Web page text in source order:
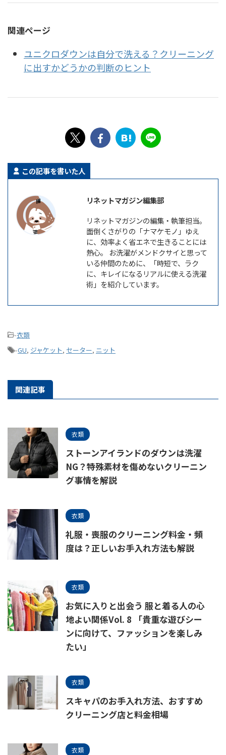
関連ページ
ユニクロダウンは自分で洗える？クリーニング
に出すかどうかの判断のヒント
この記事を書いた人
リネットマガジン編集部
リネットマガジンの編集・執筆担当。
面倒くさがりの「ナマケモノ」ゆえ
に、効率よく省エネで生きることには
熱心。 お洗濯がメンドクサイと思って
いる仲間のために、「時短で、ラク
に、キレイになるリアルに使える洗濯
術」を紹介しています。
-衣類
-GU, ジャケット, セーター, ニット
関連記事
衣類
ストーンアイランドのダウンは洗濯
NG？特殊素材を傷めないクリーニン
グ事情を解説
衣類
礼服・喪服のクリーニング料金・頻
度は？正しいお手入れ方法も解説
衣類
お気に入りと出会う 服と着る人の心
地よい関係Vol. 8 「貴重な遊びシー
ンに向けて、ファッションを楽しみ
たい」
衣類
スキャパのお手入れ方法、おすすめ
クリーニング店と料金相場
衣類